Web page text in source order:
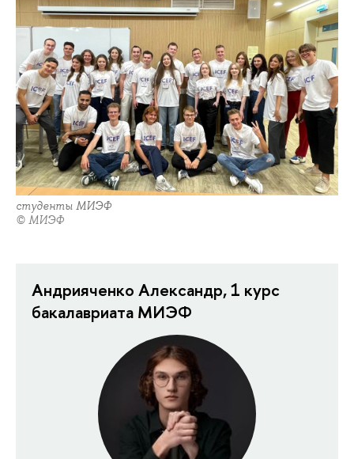
студенты МИЭФ
© МИЭФ
Андрияченко Александр, 1 курс
бакалавриата МИЭФ